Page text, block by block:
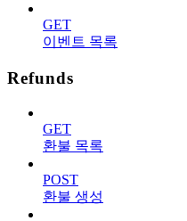
GET
이벤트 목록
Refunds
GET
환불 목록
POST
환불 생성